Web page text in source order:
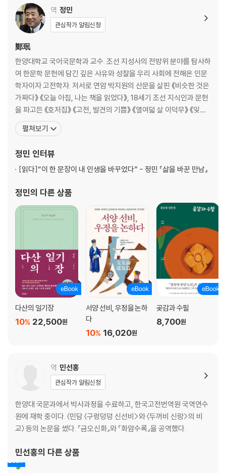
요고성의 제도[腰鼓城制]│길을 닦고 도랑을 설치하는 방법[開道設溝
法]
은성의 발막[隱城撥幕]
평지에 함정을 설치하는[平地設險] 세 조목
거도(鋸刀)
요고포(腰鼓砲)
선자포(扇子砲)
분통(噴筒)
솔기름
무쇠검[水鐵?]
종이갑옷[紙甲]
주작포(朱雀砲)
사륜차(四輪車)
삼륜차(三輪車)
익호우(翼虎牛)
현조포(玄鳥砲)
괴자차(拐子車)
기이한 제도 세 조목[三條奇制]
동포(銅砲)│연노(連弩)│설교(設橋)
일통제론(一統諸論)
빙차설과 빙차도설
빙차설│도설(圖說)
형천(荊川) 당순지(唐順之)의 『무편(武編)』
철(鐵)
모기령(毛奇齡)의 『후감록(後鑒錄)』 초록
을 뿜어 성을 공격할 때 대처하는 방법│뇌석과 곤목(滾木)을 쓸 때 막는
『만사합지(蠻司合誌)』 초록
쇠갈고리와 파산호로 낭떠러지를 타고 오르는 방법[鐵?爬山虎緣崖之
法]│줄사다리와 갈고리, 노끈으로 원숭이처럼 올라가는 방법│죽패, 화
준, 속멸을 쓰는 방법│포석(?石)으로 여공거(呂公車)를 공격하는 방법
원문
역 정민
관심작가 알림신청
鄭珉
한양대학교 국어국문학과 교수. 조선 지성사의 전방위 분야를 탐사하
여 한문학 문헌에 담긴 깊은 사유와 성찰을 우리 사회에 전해온 인문
학자이자 고전학자. 저서로 연암 박지원의 산문을 살핀 《비슷한 것은
가짜다》 《오늘 아침, 나는 책을 읽었다》, 18세기 조선 지식인과 문헌
을 파고든 《호저집》 《고전, 발견의 기쁨》 《열여덟 살 이덕무》 《잊혀
진 실학자 이덕리와 동다기》 《미쳐야 미친다》, 한시의 아름다움을 탐
구한 《우리 한시 삼백수》 《한시 미학 산책》 등이 있다. 청언소품집인
한 《한국의 다서》 《
펼쳐보기
정민 인터뷰
[읽다]“이 한 문장이 내 인생을 바꾸었다” - 정민 『삶을 바꾼 만남』
정민의 다른 상품
다산의 일기장
22,500원
10%
서양 선비, 우정을 논하
다
16,020원
10%
곶감과 수필
8,700원
역 민선홍
관심작가 알림신청
한양대 국문과에서 박사과정을 수료하고, 한국고전번역원 국역연수
원에 재학 중이다. 〈민담 〈구렁덩덩 신선비>와 〈두꺼비 신랑>의 비
교〉 등의 논문을 썼다. 『금오신화』와 『화암수록』을 공역했다.
민선홍의 다른 상품